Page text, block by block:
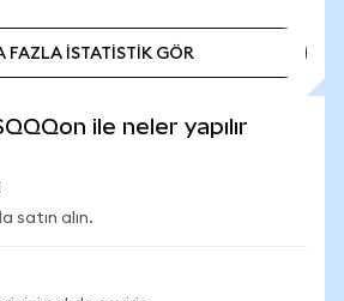
FAZLA İSTATİSTİK GÖR
ile neler yapılır
satın alın.